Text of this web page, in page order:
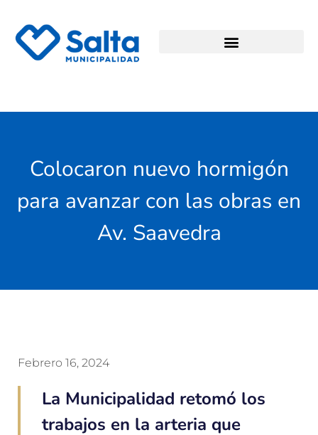
Colocaron nuevo hormigón
para avanzar con las obras en
Av. Saavedra
Febrero 16, 2024
La Municipalidad retomó los
trabajos en la arteria que